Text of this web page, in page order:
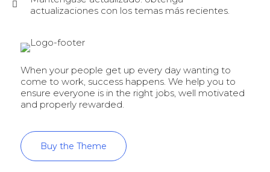
actualizaciones con los temas más recientes.
When your people get up every day wanting to
come to work, success happens. We help you to
ensure everyone is in the right jobs, well motivated
and properly rewarded.
Buy the Theme